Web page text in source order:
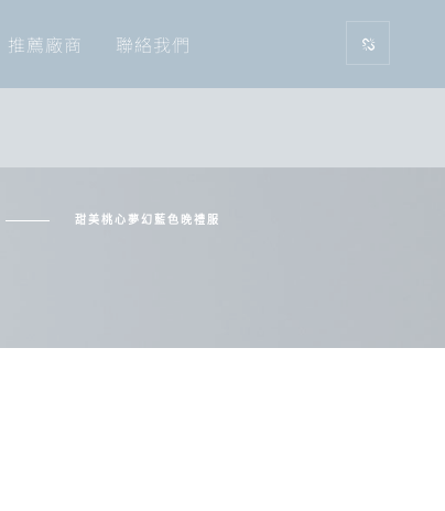
推薦廠商 聯絡我們
甜美桃心夢幻藍色晚禮服